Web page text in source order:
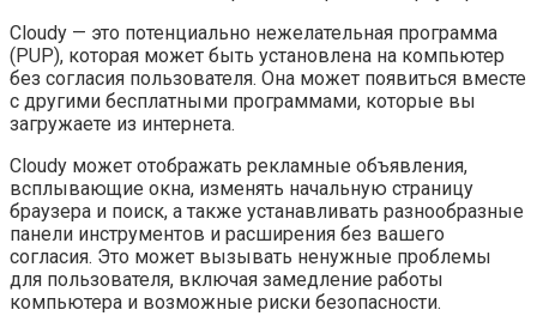
Cloudy — это потенциально нежелательная программа
(PUP), которая может быть установлена на компьютер
без согласия пользователя. Она может появиться вместе
с другими бесплатными программами, которые вы
загружаете из интернета.
Cloudy может отображать рекламные объявления,
всплывающие окна, изменять начальную страницу
браузера и поиск, а также устанавливать разнообразные
панели инструментов и расширения без вашего
согласия. Это может вызывать ненужные проблемы
для пользователя, включая замедление работы
компьютера и возможные риски безопасности.